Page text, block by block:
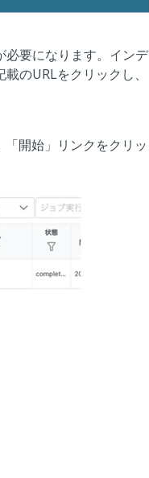
い
いてみたい
デモを見てみたい
必要になります。インデ
のURLをクリックし、
開始」リンクをクリッ